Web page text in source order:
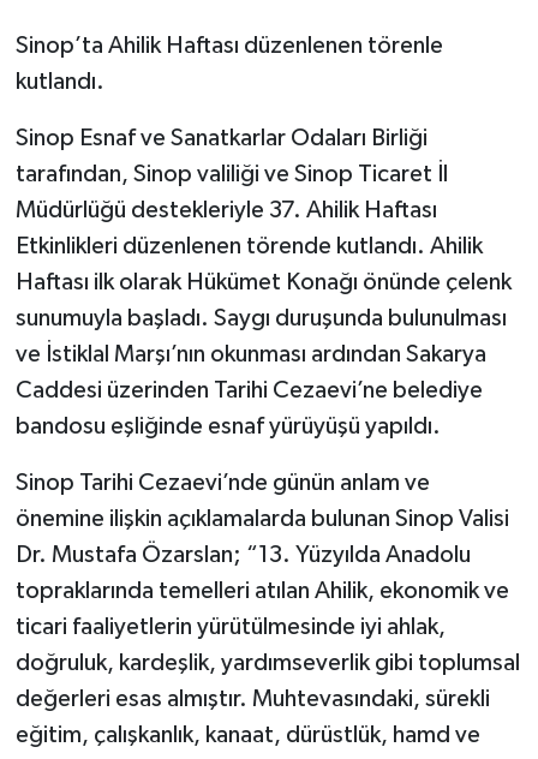
Sinop’ta Ahilik Haftası düzenlenen törenle
kutlandı.
Sinop Esnaf ve Sanatkarlar Odaları Birliği
tarafından, Sinop valiliği ve Sinop Ticaret İl
Müdürlüğü destekleriyle 37. Ahilik Haftası
Etkinlikleri düzenlenen törende kutlandı. Ahilik
Haftası ilk olarak Hükümet Konağı önünde çelenk
sunumuyla başladı. Saygı duruşunda bulunulması
ve İstiklal Marşı’nın okunması ardından Sakarya
Caddesi üzerinden Tarihi Cezaevi’ne belediye
bandosu eşliğinde esnaf yürüyüşü yapıldı.
Sinop Tarihi Cezaevi’nde günün anlam ve
önemine ilişkin açıklamalarda bulunan Sinop Valisi
Dr. Mustafa Özarslan; “13. Yüzyılda Anadolu
topraklarında temelleri atılan Ahilik, ekonomik ve
ticari faaliyetlerin yürütülmesinde iyi ahlak,
doğruluk, kardeşlik, yardımseverlik gibi toplumsal
değerleri esas almıştır. Muhtevasındaki, sürekli
eğitim, çalışkanlık, kanaat, dürüstlük, hamd ve